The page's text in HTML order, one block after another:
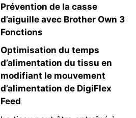
Prévention de la casse
d’aiguille avec Brother Own 3
Fonctions
Optimisation du temps
d’alimentation du tissu en
modifiant le mouvement
d’alimentation de DigiFlex
Feed